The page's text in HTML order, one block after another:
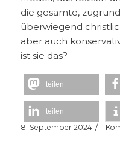
die gesamte,
überwiegend
aber auch
ist sie das?
teilen
teilen
8. September 2024 / 1